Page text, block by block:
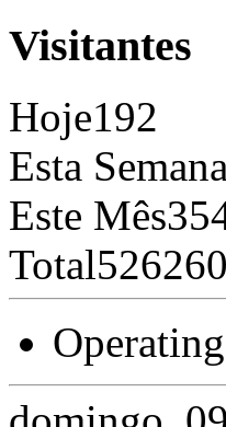
Visitantes
Hoje192
Esta Semana
Este Mês
Total526260